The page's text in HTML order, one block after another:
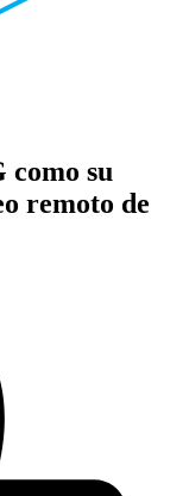
como su
remoto de